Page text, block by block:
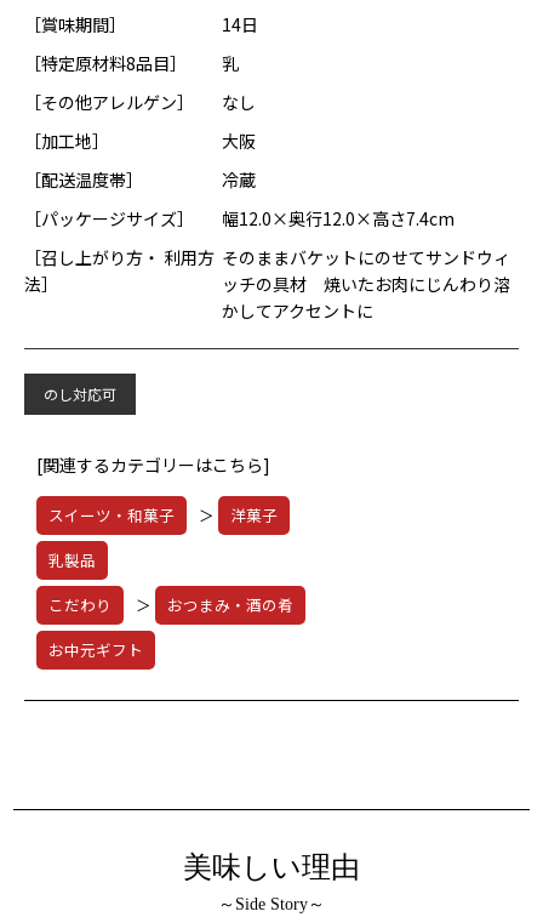
［賞味期間］
14日
［特定原材料8品目］
乳
［その他アレルゲン］
なし
［加工地］
大阪
［配送温度帯］
冷蔵
［パッケージサイズ］
幅12.0×奥行12.0×高さ7.4cm
［召し上がり方・ 利用方
法］
そのままバケットにのせてサンドウィ
ッチの具材 焼いたお肉にじんわり溶
かしてアクセントに
のし対応可
[関連するカテゴリーはこちら]
スイーツ・和菓子 ＞
洋菓子
乳製品
こだわり
＞
おつまみ・酒の肴
お中元ギフト
美味しい理由
～Side Story～